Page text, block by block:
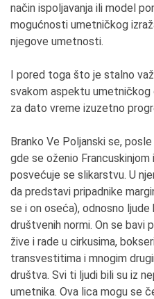
način ispoljavanja ili model
mogućnosti umetničkog
njegove umetnosti.
I pored toga što je stalno
svakom aspektu
za dato vreme izuzetno
Branko Ve Poljanski se,
gde se oženio
posvećuje se slikarstvu. U
da predstavi pripadnike
se i on oseća), odnosno
društvenih normi. On se bavi
žive i rade u cirkusima,
transvestitima i mnogim
društva. Svi ti ljudi bili su iz
umetnika. Ova lica mogu se